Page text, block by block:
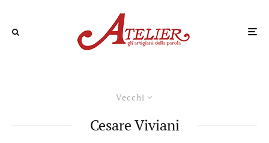
Vecchi
Cesare Viviani